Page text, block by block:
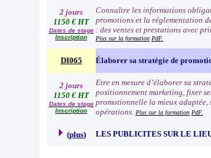
2 jours
1150 € HT
Dates de stage
Inscription
Connaître les informations
promotions et la réglementation
: des ventes et prestations avec
Plus sur la formation PdF.
DI065 Élaborer sa stratégie de
2 jours
1150 € HT
Dates de stage
Inscription
Etre en mesure d’élaborer sa
positionnement marketing, fixer
promotionnelle la mieux adaptée,
opérations. Plus sur la formation PdF.
(plus) LES PUBLICITES SUR LE